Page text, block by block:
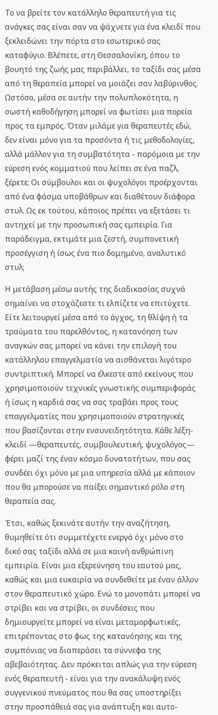
Το να βρείτε τον κατάλληλο θεραπευτή για τις
ανάγκες σας είναι σαν να ψάχνετε για ένα κλειδί που
ξεκλειδώνει την πόρτα στο εσωτερικό σας
καταφύγιο. Βλέπετε, στη Θεσσαλονίκη, όπου το
βουητό της ζωής μας περιβάλλει, το ταξίδι σας μέσα
από τη θεραπεία μπορεί να μοιάζει σαν λαβύρινθος.
Ωστόσο, μέσα σε αυτήν την πολυπλοκότητα, η
σωστή καθοδήγηση μπορεί να φωτίσει μια πορεία
προς τα εμπρός. Όταν μιλάμε για θεραπευτές εδώ,
δεν είναι μόνο για τα προσόντα ή τις μεθοδολογίες,
αλλά μάλλον για τη συμβατότητα - παρόμοια με την
εύρεση ενός κομματιού που λείπει σε ένα παζλ,
ξέρετε; Οι σύμβουλοι και οι ψυχολόγοι προέρχονται
από ένα φάσμα υποβάθρων και διαθέτουν διάφορα
στυλ. Ως εκ τούτου, κάποιος πρέπει να εξετάσει τι
αντηχεί με την προσωπική σας εμπειρία. Για
παράδειγμα, εκτιμάτε μια ζεστή, συμπονετική
προσέγγιση ή ίσως ένα πιο δομημένο, αναλυτικό
στυλ;
Η μετάβαση μέσω αυτής της διαδικασίας συχνά
σημαίνει να στοχάζεστε τι ελπίζετε να επιτύχετε.
Είτε λειτουργεί μέσα από το άγχος, τη θλίψη ή τα
τραύματα του παρελθόντος, η κατανόηση των
αναγκών σας μπορεί να κάνει την επιλογή του
κατάλληλου επαγγελματία να αισθάνεται λιγότερο
συντριπτική. Μπορεί να έλκεστε από εκείνους που
χρησιμοποιούν τεχνικές γνωστικής συμπεριφοράς
ή ίσως η καρδιά σας να σας τραβάει προς τους
επαγγελματίες που χρησιμοποιούν στρατηγικές
που βασίζονται στην ενσυνειδητότητα. Κάθε λέξη-
κλειδί —θεραπευτές, συμβουλευτική, ψυχολόγος—
φέρει μαζί της έναν κόσμο δυνατοτήτων, που σας
συνδέει όχι μόνο με μια υπηρεσία αλλά με κάποιον
που θα μπορούσε να παίξει σημαντικό ρόλο στη
θεραπεία σας.
Έτσι, καθώς ξεκινάτε αυτήν την αναζήτηση,
θυμηθείτε ότι συμμετέχετε ενεργά όχι μόνο στο
δικό σας ταξίδι αλλά σε μια κοινή ανθρώπινη
εμπειρία. Είναι μια εξερεύνηση του εαυτού μας,
καθώς και μια ευκαιρία να συνδεθείτε με έναν άλλον
στον θεραπευτικό χώρο. Ενώ το μονοπάτι μπορεί να
στρίβει και να στρίβει, οι συνδέσεις που
δημιουργείτε μπορεί να είναι μεταμορφωτικές,
επιτρέποντας στο φως της κατανόησης και της
συμπόνιας να διαπεράσει τα σύννεφα της
αβεβαιότητας. Δεν πρόκειται απλώς για την εύρεση
ενός θεραπευτή - είναι για την ανακάλυψη ενός
συγγενικού πνεύματος που θα σας υποστηρίξει
στην προσπάθειά σας για ανάπτυξη και αυτο-